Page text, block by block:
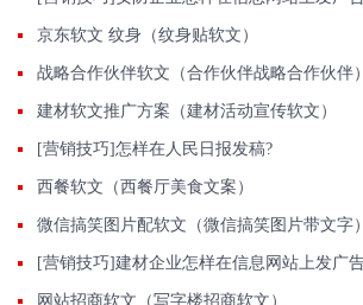
京东软文 纹身（纹身贴软文）
战略合作伙伴软文（合作伙伴战略合作伙伴）
建材软文推广方案（建材活动宣传软文）
[营销技巧]怎样在人民日报发稿?
西餐软文（西餐厅美食文案）
微信搞笑图片配软文（微信搞笑图片带文字）
网站招商软文（写字楼招商软文）